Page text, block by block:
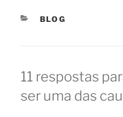
CATEGORIAS
BLOG
11 respostas
ser uma das